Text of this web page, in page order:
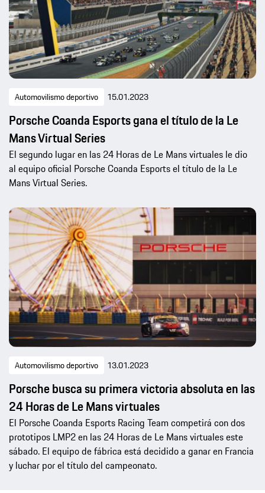
Automovilismo deportivo 15.01.2023
Porsche Coanda Esports gana el título de la Le
Mans Virtual Series
El segundo lugar en las 24 Horas de Le Mans virtuales le dio
al equipo oficial Porsche Coanda Esports el título de la Le
Mans Virtual Series.
Automovilismo deportivo 13.01.2023
Porsche busca su primera victoria absoluta en las
24 Horas de Le Mans virtuales
El Porsche Coanda Esports Racing Team competirá con dos
prototipos LMP2 en las 24 Horas de Le Mans virtuales este
sábado. El equipo de fábrica está decidido a ganar en Francia
y luchar por el título del campeonato.